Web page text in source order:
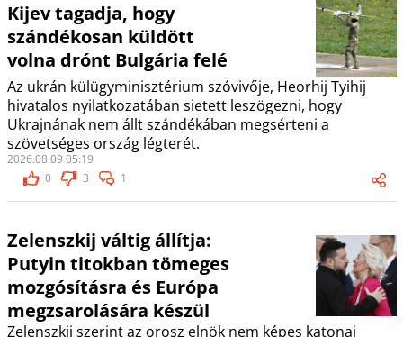
Kijev tagadja, hogy
szándékosan küldött
volna drónt Bulgária felé
Az ukrán külügyminisztérium szóvivője, Heorhij Tyihij
hivatalos nyilatkozatában sietett leszögezni, hogy
Ukrajnának nem állt szándékában megsérteni a
szövetséges ország légterét.
2026.08.09 05:19
0
3 1
Zelenszkij váltig állítja:
Putyin titokban tömeges
mozgósításra és Európa
megzsarolására készül
Zelenszkij szerint az orosz elnök nem képes katonai